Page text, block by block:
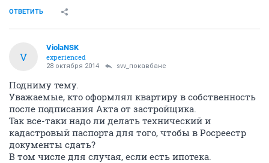
ОТВЕТИТЬ
V
ViolaNSK
experienced
28 октября 2014 svv_покавбане
Подниму тему.
Уважаемые, кто оформлял квартиру в собственность
после подписания Акта от застройщика.
Так все-таки надо ли делать технический и
кадастровый паспорта для того, чтобы в Росреестр
документы сдать?
В том числе для случая, если есть ипотека.